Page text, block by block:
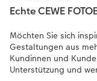
Echte CEWE
Möchten Sie sich
Gestaltungen aus
Kundinnen und
Unterstützung und